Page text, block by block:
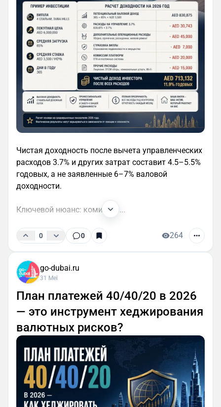
Чистая доходность после вычета управленческих
расходов 3.7% и других затрат составит 4.5–5.5%
годовых, а не заявленные 6–7% валовой
доходности.
Ключевой нюанс: комиссия...
0 0 264
go-dubai.ru
31 Mei
План платежей 40/40/20 в 2026
— это инструмент хеджирования
валютных рисков?